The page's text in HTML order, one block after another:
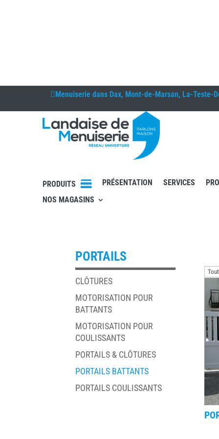
Menuiserie dans Dax, Mont-de-Marsan, La-Teste-
PRODUITS PRÉSENTATION SERVICES
NOS MAGASINS
PORTAILS
CLÔTURES
MOTORISATION POUR
BATTANTS
MOTORISATION POUR
COULISSANTS
PORTAILS & CLÔTURES
PORTAILS BATTANTS
PORTAILS COULISSANTS